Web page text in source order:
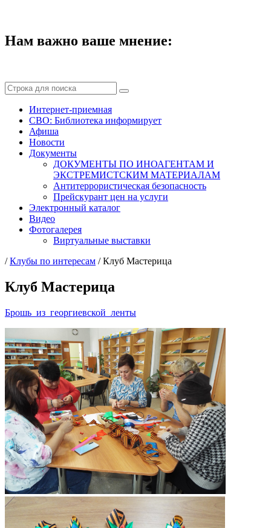
Нам важно ваше мнение:
Интернет-приемная
СВО: Библиотека информирует
Афиша
Новости
Документы
ДОКУМЕНТЫ ПО ИНОАГЕНТАМ И
ЭКСТРЕМИСТСКИМ МАТЕРИАЛАМ
Антитеррористическая безопасность
Прейскурант цен на услуги
Электронный каталог
Видео
Фотогалерея
Виртуальные выставки
/Клубы по интересам /Клуб Мастерица
Клуб Мастерица
Брошь_из_георгиевской_ленты